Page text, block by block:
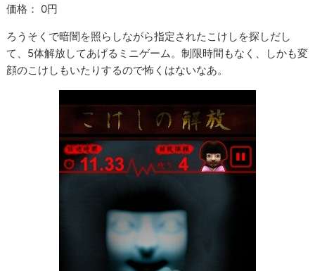
価格： 0円
ろうそくで暗闇を照らしながら指定されたこけしを探しだし
て、5体解放してあげるミニゲーム。制限時間もなく、しかも変
顔のこけしもいたりするので怖くはないなあ。